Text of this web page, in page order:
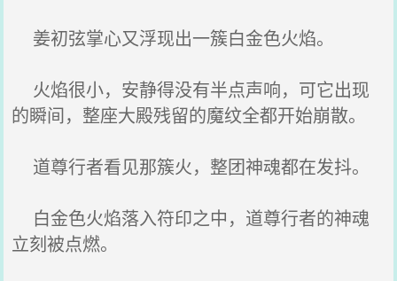
姜初弦掌心又浮现出一簇白金色火焰。
火焰很小，安静得没有半点声响，可它出现
的瞬间，整座大殿残留的魔纹全都开始崩散。
道尊行者看见那簇火，整团神魂都在发抖。
白金色火焰落入符印之中，道尊行者的神魂
立刻被点燃。